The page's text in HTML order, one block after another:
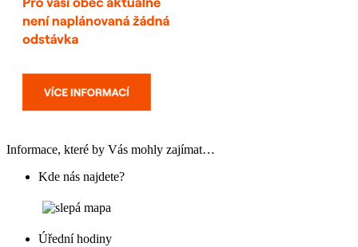
Informace, které by Vás mohly zajímat…
Kde nás najdete?
Úřední hodiny